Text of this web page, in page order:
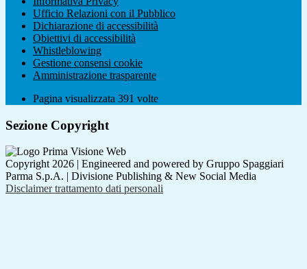
Ufficio Relazioni con il Pubblico
Dichiarazione di accessibilità
Obiettivi di accessibilità
Whistleblowing
Gestione consensi cookie
Amministrazione trasparente
Pagina visualizzata 391 volte
Sezione Copyright
Copyright 2026 | Engineered and powered by Gruppo Spaggiari
Parma S.p.A. | Divisione Publishing & New Social Media
Disclaimer trattamento dati personali